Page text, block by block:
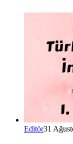
Editör31